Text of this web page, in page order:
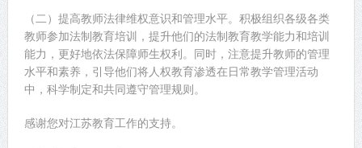
（二）提高教师法律维权意识和管理水平。积极组织各级各类
教师参加法制教育培训，提升他们的法制教育教学能力和培训
能力，更好地依法保障师生权利。同时，注意提升教师的管理
水平和素养，引导他们将人权教育渗透在日常教学管理活动
中，科学制定和共同遵守管理规则。
感谢您对江苏教育工作的支持。